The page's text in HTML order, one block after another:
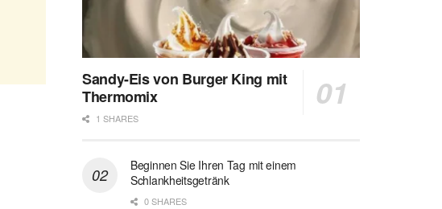
Sandy-Eis von Burger King mit
Thermomix
1 SHARES
Beginnen Sie Ihren Tag mit einem
Schlankheitsgetränk
0 SHARES